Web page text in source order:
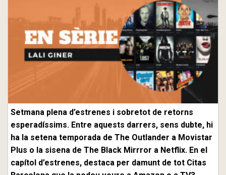
Setmana plena d’estrenes i sobretot de retorns
esperadíssims. Entre aquests darrers, sens dubte, hi
ha la setena temporada de The Outlander a Movistar
Plus o la sisena de The Black Mirrror a Netflix. En el
capítol d’estrenes, destaca per damunt de tot Citas